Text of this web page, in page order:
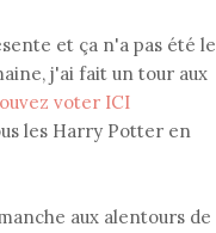
et ça n'a pas été le
j'ai fait un tour aux
voter ICI
les Harry Potter en
aux alentours de